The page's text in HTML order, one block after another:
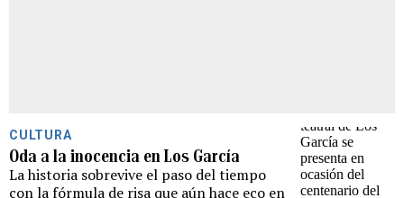
CULTURA
Oda a la inocencia en Los García
La historia sobrevive el paso del tiempo
con la fórmula de risa que aún hace eco en